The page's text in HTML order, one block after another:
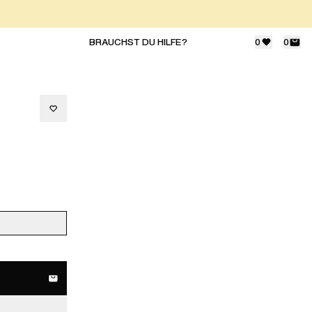
BRAUCHST DU HILFE? 0 0